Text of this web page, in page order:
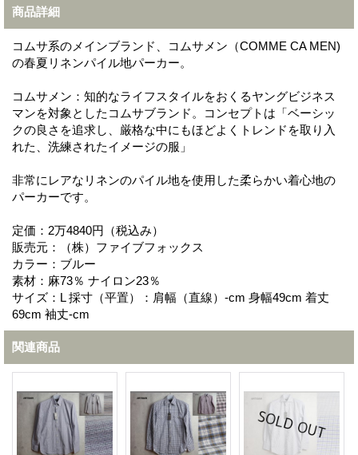
商品詳細
コムサ系のメインブランド、コムサメン（COMME CA MEN)
の春夏リネンパイル地パーカー。
コムサメン：知的なライフスタイルをおくるヤングビジネス
マンを対象としたコムサブランド。コンセプトは「ベーシッ
クの良さを追求し、厳格な中にもほどよくトレンドを取り入
れた、洗練されたイメージの服」
非常にレアなリネンのパイル地を使用した柔らかい着心地の
パーカーです。
定価：2万4840円（税込み）
販売元：（株）ファイブフォックス
カラー：ブルー
素材：麻73％ ナイロン23％
サイズ：L 採寸（平置）：肩幅（直線）-cm 身幅49cm 着丈
69cm 袖丈-cm
関連商品